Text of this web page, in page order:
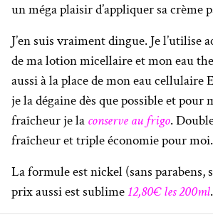
un méga plaisir d’appliquer sa crème
J’en suis vraiment dingue. Je l’utilise
de ma lotion micellaire et mon eau
aussi à la place de mon eau cellulaire
je la dégaine dès que possible et pour
fraîcheur je la conserve au frigo.
fraîcheur et triple économie pour moi.
La formule est nickel (sans parabens,
prix aussi est sublime 12,80€ les 200ml.